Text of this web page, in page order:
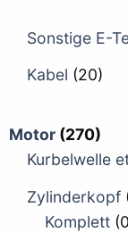
Sonstige E-
Kabel (20)
Motor (270)
Kurbelwelle
Zylinderkopf
Komplett